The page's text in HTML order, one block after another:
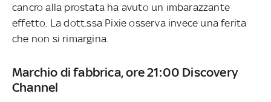
cancro alla prostata ha avuto un imbarazzante
effetto. La dott.ssa Pixie osserva invece una ferita
che non si rimargina.
Marchio di fabbrica, ore 21:00 Discovery
Channel